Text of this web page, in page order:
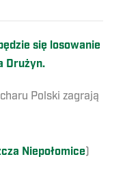
się losowanie
Drużyn.
Polski zagrają
Niepołomice)